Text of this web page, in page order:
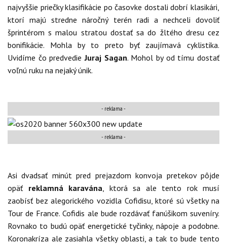
najvyššie priečky klasifikácie po časovke dostali dobrí klasikári,
ktorí majú stredne náročný terén radi a nechceli dovoliť
šprintérom s malou stratou dostať sa do žltého dresu cez
bonifikácie. Mohla by to preto byť zaujímavá cyklistika.
Uvidíme čo predvedieJuraj Sagan. Mohol by od tímu dostať
voľnú ruku na nejaký únik.
- reklama -
- reklama -
Asi dvadsať minút pred prejazdom konvoja pretekov pôjde
opäť reklamná karavána, ktorá sa ale tento rok musí
zaobísť bez alegorického vozidla Cofidisu, ktoré sú všetky na
Tour de France. Cofidis ale bude rozdávať fanúšikom suveníry.
Rovnako to budú opäť energetické tyčinky, nápoje a podobne.
Koronakríza ale zasiahla všetky oblasti, a tak to bude tento